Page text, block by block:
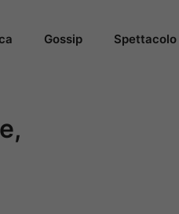
Gossip Spettacolo